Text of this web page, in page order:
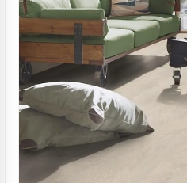
Инженерная доска
Паркетная доска
Террасная доска
Пробковое покрытие
Ковровая плитка